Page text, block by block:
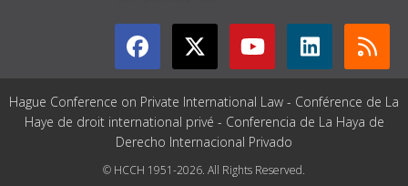
Hague Conference on Private International Law - Conférence de La
Haye de droit international privé - Conferencia de La Haya de
Derecho Internacional Privado
© HCCH 1951-2026. All Rights Reserved.